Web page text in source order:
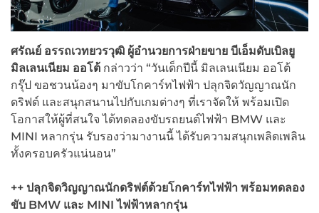
ศรัณย์ อรรถเวทยวรวุฒิ ผู้อำนวยการฝ่ายขาย บีเอ็มดับเบิลยู
มิลเลนเนียม ออโต้ กล่าวว่า “วันเด็กปีนี้ มิลเลนเนียม ออโต้
กรุ๊ป ขอชวนน้องๆ มาขับโกคาร์ทไฟฟ้า ปลุกจิดวัญญาณนัก
ดริฟต์ และสนุกสนานไปกับเกมต่างๆ ที่เราจัดให้ พร้อมเปิด
โอกาสให้ผู้ที่สนใจ ได้ทดลองขับรถยนต์ไฟฟ้า BMW และ
MINI หลากรุ่น รับรองว่ามางานนี้ ได้รับความสนุกเพลิดเพลิน
ทั้งครอบครัวแน่นอน”
++ ปลุกจิดวิญญาณนักดริฟต์ด้วยโกคาร์ทไฟฟ้า พร้อมทดลอง
ขับ BMW และ MINI ไฟฟ้าหลากรุ่น